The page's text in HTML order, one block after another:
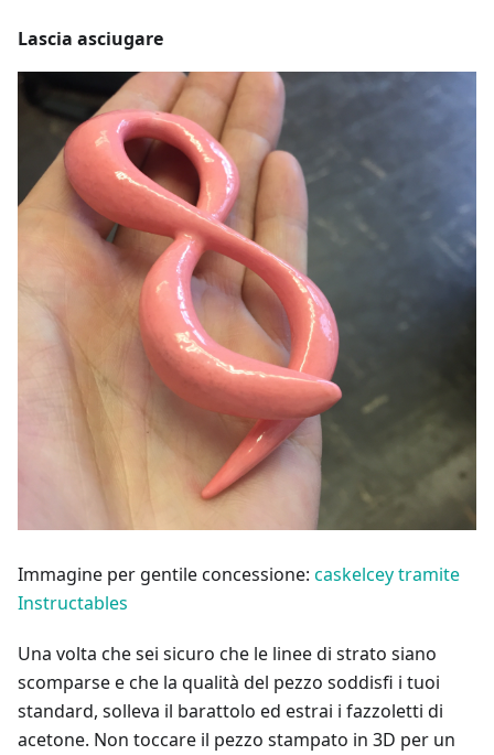
Lascia asciugare
Immagine per gentile concessione: caskelcey tramite
Instructables
Una volta che sei sicuro che le linee di strato siano
scomparse e che la qualità del pezzo soddisfi i tuoi
standard, solleva il barattolo ed estrai i fazzoletti di
acetone. Non toccare il pezzo stampato in 3D per un